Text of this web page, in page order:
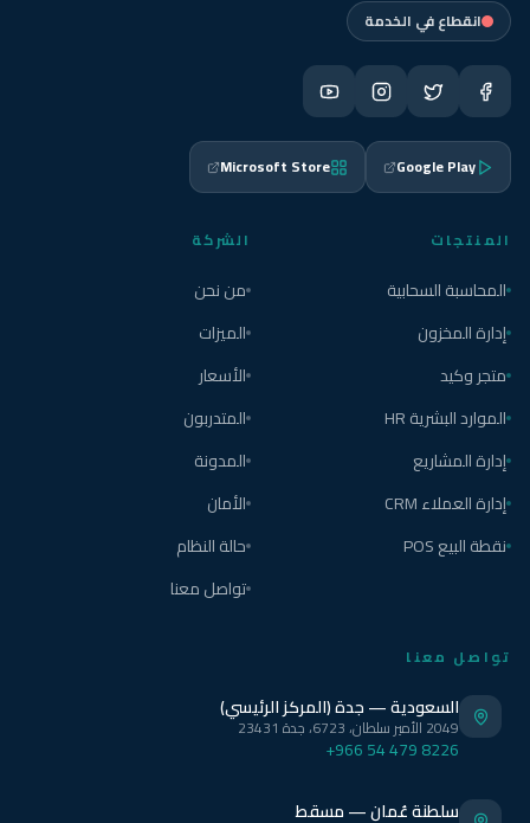
انقطاع في الخدمة
Google Play
Microsoft Store
المنتجات
المحاسبة السحابية
إدارة المخزون
متجر وكيد
الموارد البشرية HR
إدارة المشاريع
إدارة العملاء CRM
نقطة البيع POS
الشركة
من نحن
الميزات
الأسعار
المتدربون
المدونة
الأمان
حالة النظام
تواصل معنا
تواصل معنا
السعودية — جدة (المركز الرئيسي)
2049 الأمير سلطان، 6723، جدة 23431
+966 54 479 8226
سلطنة عُمان — مسقط